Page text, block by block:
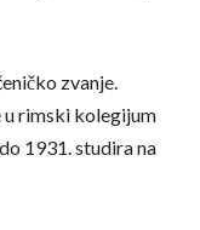
zvanje.
u rimski kolegijum
1931. studira na